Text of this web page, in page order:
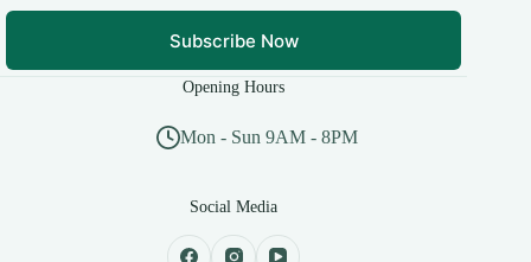
Subscribe Now
Opening Hours
Mon - Sun 9AM - 8PM
Social Media